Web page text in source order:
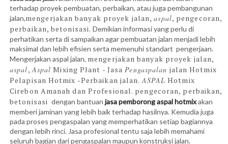
terhadap proyek pembuatan, perbaikan, atau juga pembangunan
jalan,mengerjakan banyak proyek jalan,aspal, pengecoran,
perbaikan, betonisasi. Demikian informasi yang perlu di
perhatikan serta di sampaikan agar pembuatan jalan menjadi lebih
maksimal dan lebih efisien serta memenuhi standart pengerjaan.
Mengerjakan aspal jalan, mengerjakan banyak proyek jalan,
aspal,Aspal Mixing Plant - JasaPengaspalan jalan Hotmix
Pelapisan Hotmix -Perbaikan jalan.ASPAL Hotmix
Cirebon Amanah dan Profesional. pengecoran, perbaikan,
betonisasi dengan bantuanjasa pemborong aspal hotmixakan
memberi jaminan yang lebih baik terhadap hasilnya. Kemudia juga
pada proses pengaspalan yang memperhatikan setiap bagiannya
dengan lebih rinci. Jasa profesional tentu saja lebih memahami
seluruh bagian dari pengaspalan maupun konstruksi jalan.